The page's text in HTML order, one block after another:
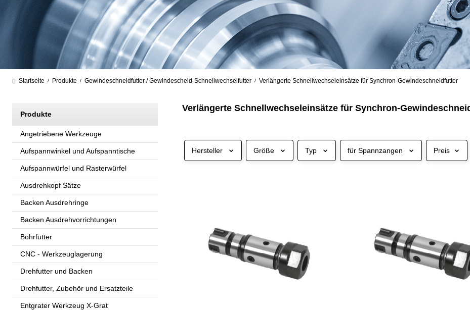
Startseite / Produkte / Gewindeschneidfutter / Gewindescheid-Schnellwechselfutter / Verlängerte Schnellwechseleinsätze für Synchron-Gewindeschneidfutter
Produkte
Angetriebene Werkzeuge
Aufspannwinkel und Aufspanntische
Aufspannwürfel und Rasterwürfel
Ausdrehkopf Sätze
Backen Ausdrehringe
Backen Ausdrehvorrichtungen
Bohrfutter
CNC - Werkzeuglagerung
Drehfutter und Backen
Drehfutter, Zubehör und Ersatzteile
Entgrater Werkzeug X-Grat
Verlängerte Schnellwechseleinsätze für Synchron-
Hersteller Größe Typ für Spannzangen Preis